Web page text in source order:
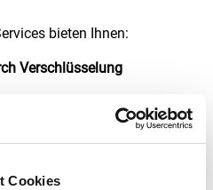
Cookies
bieten Ihnen:
Verschlüsselung
gesichert (AES-256, AES-
Zugriff oder eine